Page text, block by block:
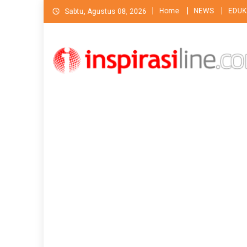
Skip
to
Sabtu, Agustus 08, 2026 Home NEWS